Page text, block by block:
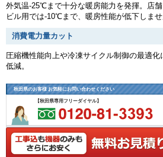
外気温-25℃まで十分な暖房能力を発揮。店
ビル用では-10℃まで、暖房性能が低下しませ
消費電力量カット
圧縮機性能向上や冷凍サイクル制御の最適
低減。
秋田県のお客様 お気軽にお問い合わせください
【秋田県専用フリーダイヤル】